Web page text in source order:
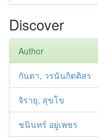
Discover
Author
กันตา, วรนันกิตติสร
จิรายุ, สุขโข
ชนินทร์ อยู่เพชร